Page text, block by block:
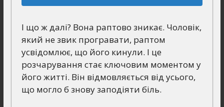
І що ж далі? Вона раптово зникає. Чоловік,
який не звик програвати, раптом
усвідомлює, що його кинули. І це
розчарування стає ключовим моментом у
його житті. Він відмовляється від усього,
що могло б знову заподіяти біль.